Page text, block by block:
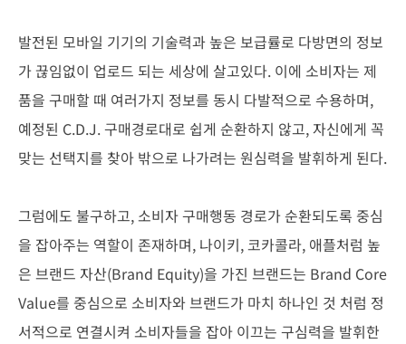
발전된 모바일 기기의 기술력과 높은 보급률로 다방면의 정보
가 끊임없이 업로드 되는 세상에 살고있다. 이에 소비자는 제
품을 구매할 때 여러가지 정보를 동시 다발적으로 수용하며,
예정된 C.D.J. 구매경로대로 쉽게 순환하지 않고, 자신에게 꼭
맞는 선택지를 찾아 밖으로 나가려는 원심력을 발휘하게 된다.
그럼에도 불구하고, 소비자 구매행동 경로가 순환되도록 중심
을 잡아주는 역할이 존재하며, 나이키, 코카콜라, 애플처럼 높
은 브랜드 자산(Brand Equity)을 가진 브랜드는 Brand Core
Value를 중심으로 소비자와 브랜드가 마치 하나인 것 처럼 정
서적으로 연결시켜 소비자들을 잡아 이끄는 구심력을 발휘한